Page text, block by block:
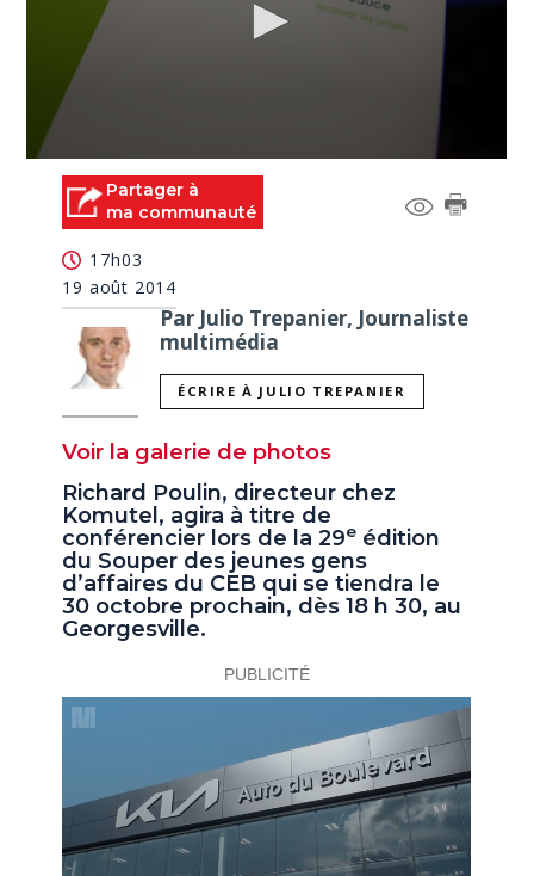
seconds Partager à
ma communauté
17h03
19 août 2014
Par Julio Trepanier, Journaliste
multimédia
ÉCRIRE À JULIO TREPANIER
Voir la galerie de photos
Richard Poulin, directeur chez
Komutel, agira à titre de
conférencier lors de la 29e édition
du Souper des jeunes gens
d’affaires du CEB qui se tiendra le
30 octobre prochain, dès 18 h 30, au
Georgesville.